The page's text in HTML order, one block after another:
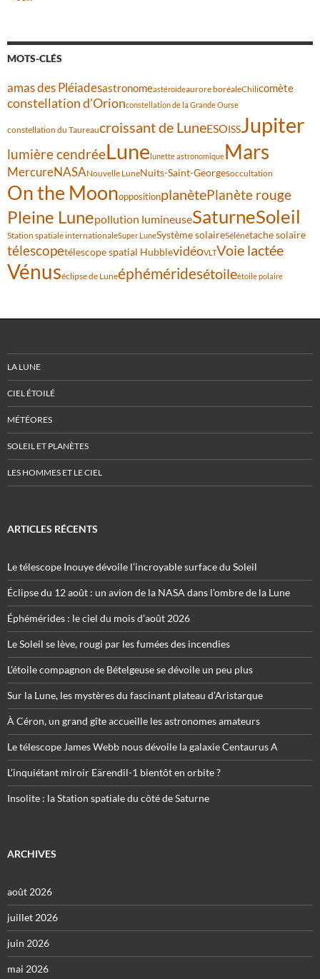
MOTS-CLÉS
amas des Pléiadesastronomeastéroïdeaurore boréaleChilicomète
constellation d'Orionconstellation de la Grande Ourse
constellation du Taureaucroissant de LuneESOISSJupiter
lumière cendréeLunelunette astronomiqueMars
MercureNASANouvelle LuneNuits-Saint-Georgesoccultation
On the MoonoppositionplanètePlanète rouge
Pleine Lunepollution lumineuseSaturneSoleil
Station spatiale internationaleSuper LuneSystème solaireSélénétache solaire
télescopetélescope spatial HubblevidéoVLTVoie lactée
Vénuséclipse de Luneéphéméridesétoileétoile polaire
LA LUNE
CIEL ÉTOILÉ
MÉTÉORES
SOLEIL ET PLANÈTES
LES HOMMES ET LE CIEL
ARTICLES RÉCENTS
Le télescope Inouye dévoile l’incroyable surface du Soleil
Éclipse du 12 août : un avion de la NASA dans l’ombre de la Lune
Éphémérides : le ciel du mois d’août 2026
Le Soleil se lève, rougi par les fumées des incendies
L’étoile compagnon de Bételgeuse se dévoile un peu plus
Sur la Lune, les mystères du fascinant plateau d’Aristarque
À Céron, un grand gîte accueille les astronomes amateurs
Le télescope James Webb nous dévoile la galaxie Centaurus A
L’inquiétant miroir Eärendil-1 bientôt en orbite ?
Insolite : la Station spatiale du côté de Saturne
ARCHIVES
août 2026
juillet 2026
juin 2026
mai 2026